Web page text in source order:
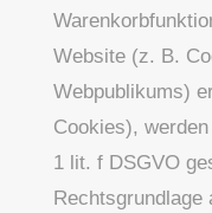
Website (z. B.
Webpublikums)
Cookies),
1 lit. f DSGVO
Rechtsgrundlage